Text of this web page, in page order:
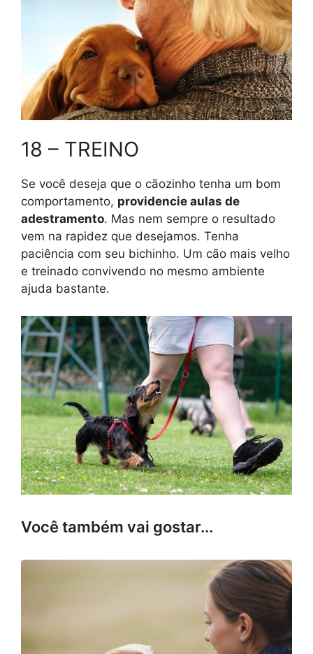
18 – TREINO
Se você deseja que o cãozinho tenha um bom
comportamento, providencie aulas de
adestramento. Mas nem sempre o resultado
vem na rapidez que desejamos. Tenha
paciência com seu bichinho. Um cão mais velho
e treinado convivendo no mesmo ambiente
ajuda bastante.
Você também vai gostar...